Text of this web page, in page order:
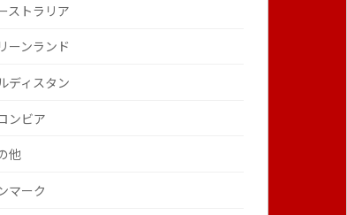
ストラリア
ーンランド
ディスタン
ンビア
他
マーク